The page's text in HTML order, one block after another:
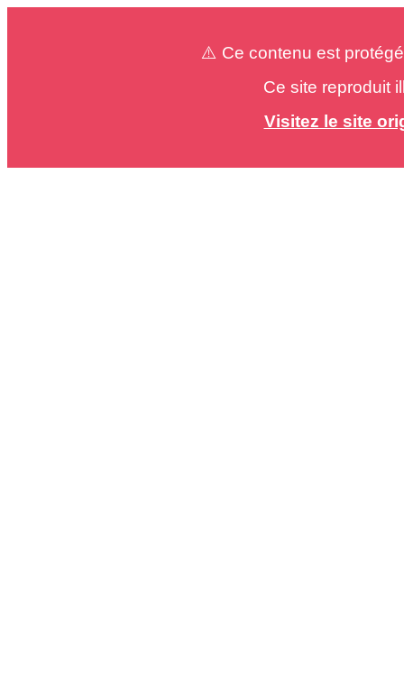
⚠️ Ce contenu est
Ce site reproduit
Visitez le site